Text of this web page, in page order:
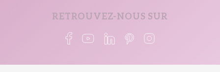
RETROUVEZ-NOUS SUR